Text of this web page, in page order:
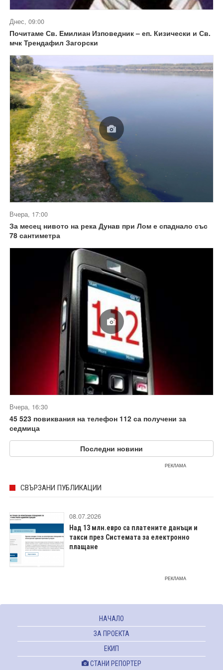
Днес, 09:00
Почитаме Св. Емилиан Изповедник – еп. Кизически и Св.
мчк Трендафил Загорски
Вчера, 17:00
За месец нивото на река Дунав при Лом е спаднало със
78 сантиметра
Вчера, 16:30
45 523 повиквания на телефон 112 са получени за
седмица
Последни новини
РЕКЛАМА
СВЪРЗАНИ ПУБЛИКАЦИИ
08.07.2026
Над 13 млн.евро са платените данъци и
такси през Системата за електронно
плащане
РЕКЛАМА
НАЧАЛО
ЗА ПРОЕКТА
ЕКИП
СТАНИ РЕПОРТЕР